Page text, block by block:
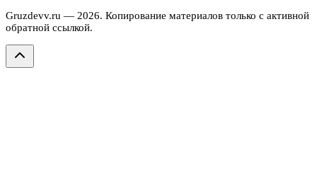
Gruzdevv.ru — 2026. Копирование материалов только с активной
обратной ссылкой.